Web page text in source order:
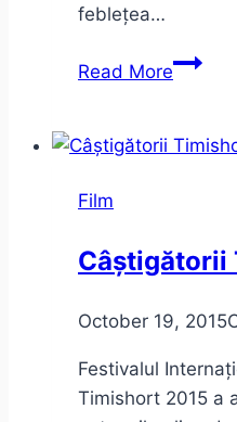
feblețea…
Read MoreNina
poezie
Film
Câștigătorii
October 19, 2015
Festivalul
Timishort 2015 a